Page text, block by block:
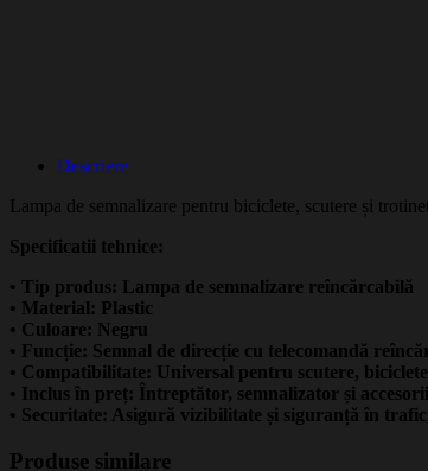
Descriere
Lampa de semnalizare pentru biciclete, scutere și
Specificatii tehnice:
• Tip produs: Lampa de semnalizare reîncărcabilă
• Material: Plastic
• Culoare: Negru
• Funcție: Semnal de direcție cu telecomandă
• Compatibilitate: Universal pentru scutere,
• Inclus în preț: Întreptător, semnalizator și
• Securitate: Asigură vizibilitate și siguranță în
Produse similare